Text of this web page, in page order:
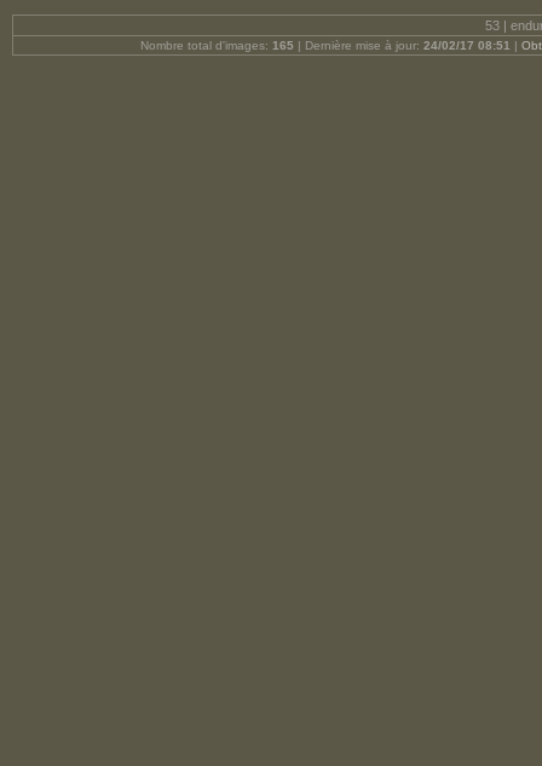
53 |
Nombre total d'images: 165 | Dernière mise à jour: 24/02/17 08:51 |